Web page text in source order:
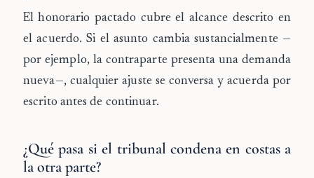
El honorario pactado cubre el alcance descrito en
el acuerdo. Si el asunto cambia sustancialmente —
por ejemplo, la contraparte presenta una demanda
nueva—, cualquier ajuste se conversa y acuerda por
escrito antes de continuar.
¿Qué pasa si el tribunal condena en costas a
la otra parte?